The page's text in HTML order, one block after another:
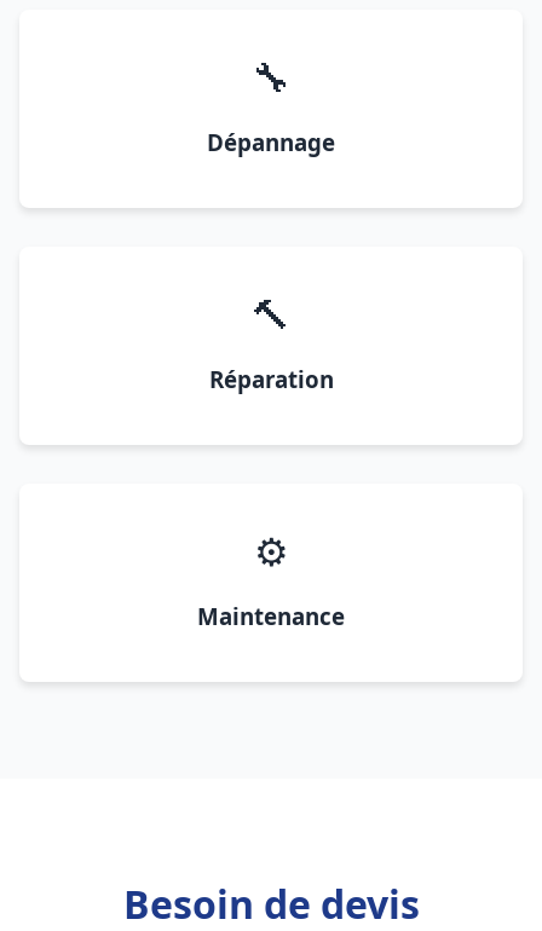
🔧
Dépannage
🔨
Réparation
⚙️
Maintenance
Besoin de devis